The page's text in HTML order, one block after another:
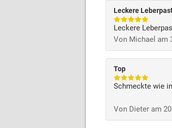
Leckere
Leckere
Von Michael am
Top
Schmeckte wie
Von Dieter am